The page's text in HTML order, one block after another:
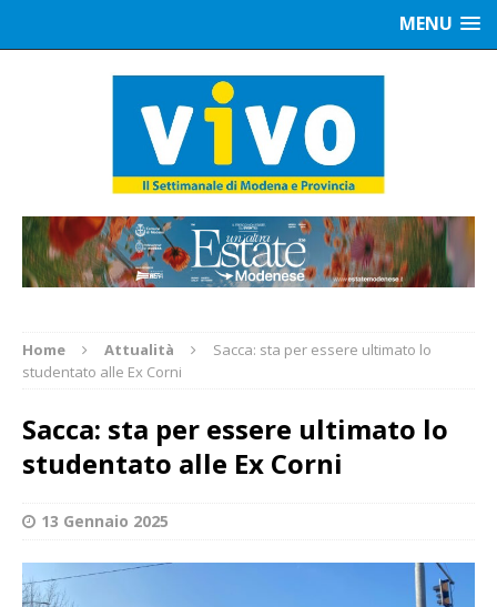
MENU
Home Attualità
Sacca: sta per essere ultimato lo
studentato alle Ex Corni
Sacca: sta per essere ultimato lo
studentato alle Ex Corni
13 Gennaio 2025